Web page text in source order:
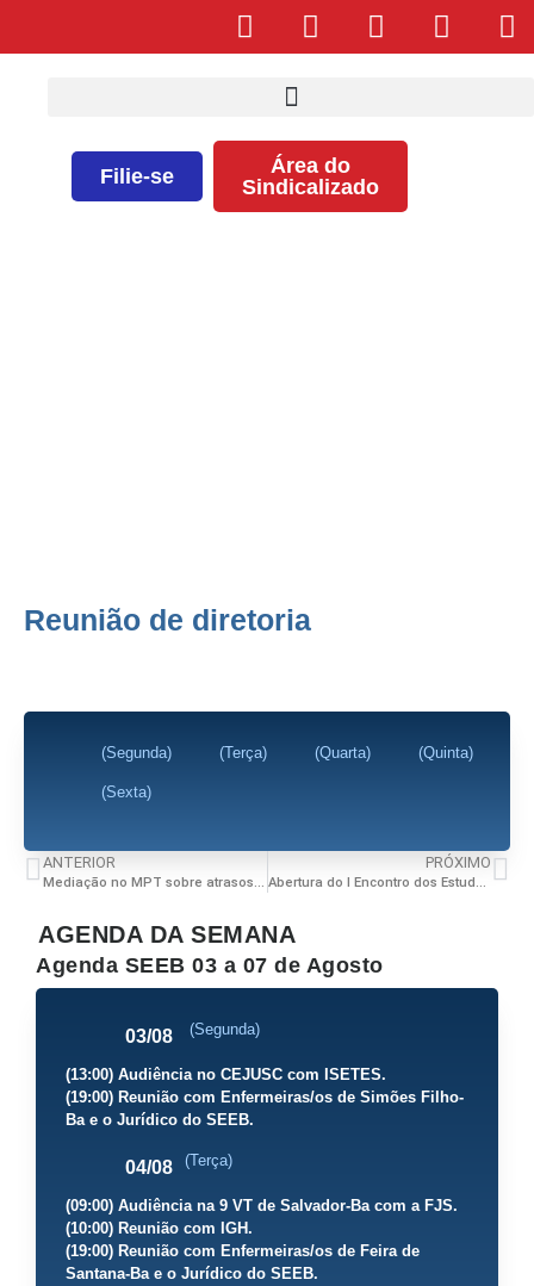
Filie-se
Área do
Sindicalizado
Reunião de diretoria
(Segunda) (Terça) (Quarta) (Quinta)
(Sexta)
ANTERIOR
Mediação no MPT sobre atrasos de salário – FJS – Feira de Santana
PRÓXIMO
Abertura do I Encontro dos Estudantes de Enfermagem da Bahiana
AGENDA DA SEMANA
Agenda SEEB 03 a 07 de Agosto
03/08 (Segunda)
(13:00) Audiência no CEJUSC com ISETES.
(19:00) Reunião com Enfermeiras/os de Simões Filho-
Ba e o Jurídico do SEEB.
04/08 (Terça)
(09:00) Audiência na 9 VT de Salvador-Ba com a FJS.
(10:00) Reunião com IGH.
(19:00) Reunião com Enfermeiras/os de Feira de
Santana-Ba e o Jurídico do SEEB.